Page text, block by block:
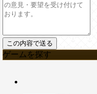
ゲームを探す